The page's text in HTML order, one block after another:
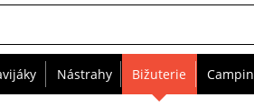
Nástrahy Bižuterie